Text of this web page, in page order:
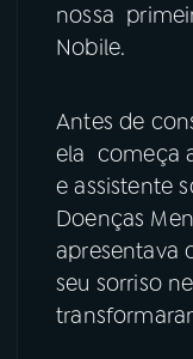
nossa
Nobile.
Antes de
ela começa
e assistente
Doenças
apresentava
seu sorriso